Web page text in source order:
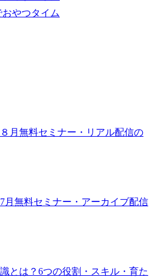
やつタイム
月無料セミナー・リアル配信の
月無料セミナー・アーカイブ配信
とは？6つの役割・スキル・育た